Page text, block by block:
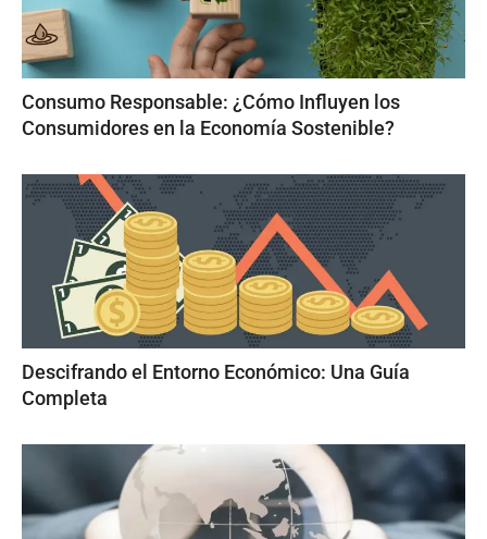
Consumo Responsable: ¿Cómo Influyen los
Consumidores en la Economía Sostenible?
Descifrando el Entorno Económico: Una Guía
Completa